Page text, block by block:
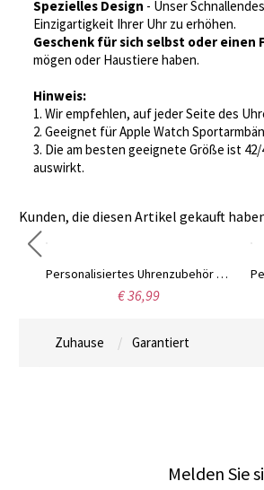
Spezielles Design - Unser
Einzigartigkeit Ihrer Uhr zu erhöhen.
Geschenk für sich selbst oder einen
mögen oder Haustiere haben.
Hinweis:
1. Wir empfehlen, auf jeder Seite des
2. Geeignet für Apple Watch
3. Die am besten geeignete Größe ist
auswirkt.
Kunden, die diesen Artikel gekauft
Personalisiertes Uhrenzubehör für Apple Watch
€ 36,99
Zuhause Garantiert
Melden Sie